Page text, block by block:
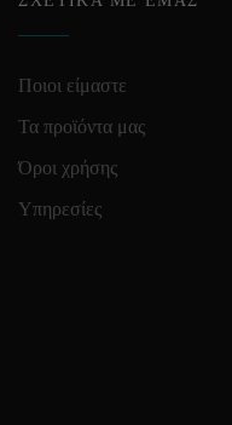
Ποιοι είμαστε
Τα προϊόντα μας
Όροι χρήσης
Υπηρεσίες